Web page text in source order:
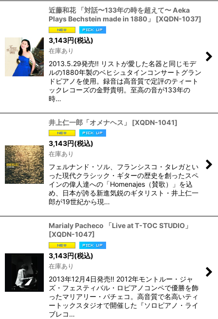
近藤和花 「対話〜133年の時を超えて〜 Aeka
Plays Bechstein made in 1880」
[XQDN-1037]
3,143円(税込)
在庫あり
2013.5.29発売!! リストが愛した名器と同じモデ
ルの1880年製のベヒシュタインコンサートグラン
ドピアノを使用。録音は高音質で定評のティート
ックレコーズの金野貴明。至高の音が133年の
時…
井上仁一郎「オメナヘス」 [XQDN-1041]
3,143円(税込)
在庫あり
フェルナンド・ソル、フランシスコ・タレガとい
った現代クラシック・ギターの歴史を創ったスペ
インの偉人達への「Homenajes（賛歌）」を込
め、日本が誇る新進気鋭のギタリスト・井上仁一
郎が19世紀から現…
Marialy Pacheco 「Live at T-TOC STUDIO」
[XQDN-1047]
3,143円(税込)
在庫あり
2013年12月4日発売!! 2012年モントルー・ジャ
ズ・フェスティバル・ロピアノコンペで優勝を飾
ったマリアリー・パチェコ。高音質で名高いティ
ートックスタジオで開催した『ソロピアノ・ライ
ブレコ…